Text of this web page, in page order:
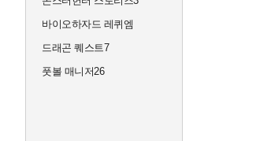
바이오하자드 레퀴엠
드래곤 퀘스트7
풋볼 매니저26